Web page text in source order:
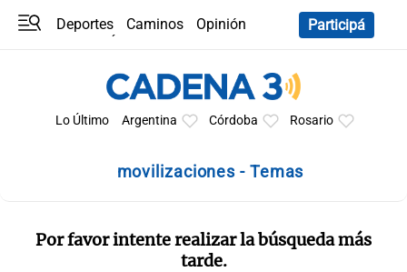
Deportes Caminos
Opinión
Participá
Lo Último Argentina Córdoba Rosario
movilizaciones - Temas
Por favor intente realizar la búsqueda más
tarde.